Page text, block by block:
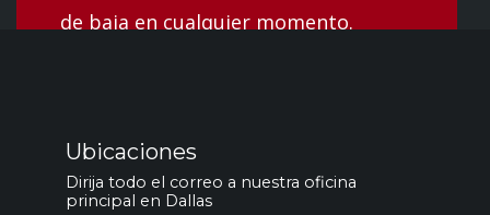
de baja en cualquier momento.
Ubicaciones
Dirija todo el correo a nuestra oficina
principal en Dallas